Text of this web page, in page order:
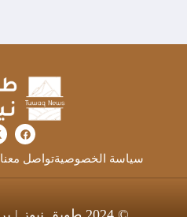
سياسة الخصوصيةتواصل معنا